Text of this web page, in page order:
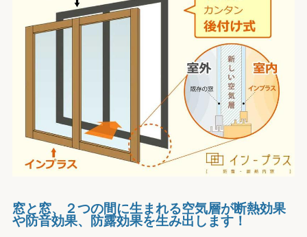
窓と窓、２つの間に生まれる空気層が断熱効果
や防音効果、防露効果を生み出します！